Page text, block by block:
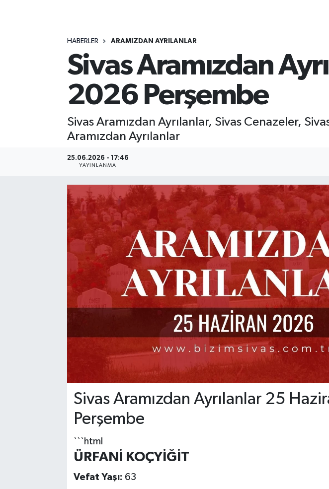
HABERLER ARAMIZDAN AYRILANLAR
Sivas Aramızdan
2026 Perşembe
Sivas Aramızdan Ayrılanlar, Sivas Cenazeler,
Aramızdan Ayrılanlar
25.06.2026 - 17:46
YAYINLANMA
Sivas Aramızdan Ayrılanlar 25
Perşembe
```html
ÜRFANİ KOÇYİĞİT
Vefat Yaşı: 63
ÖZEL HABER
RESMİ İLANLAR
SPONSORLU YAZI